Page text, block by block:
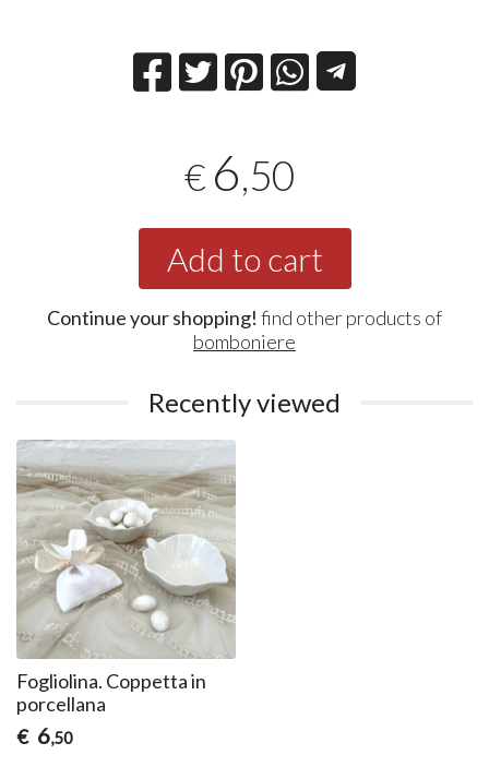
€ 6,50
Add to cart
Continue your shopping! find other products of
bomboniere
Recently viewed
Fogliolina. Coppetta in
porcellana
€ 6,50